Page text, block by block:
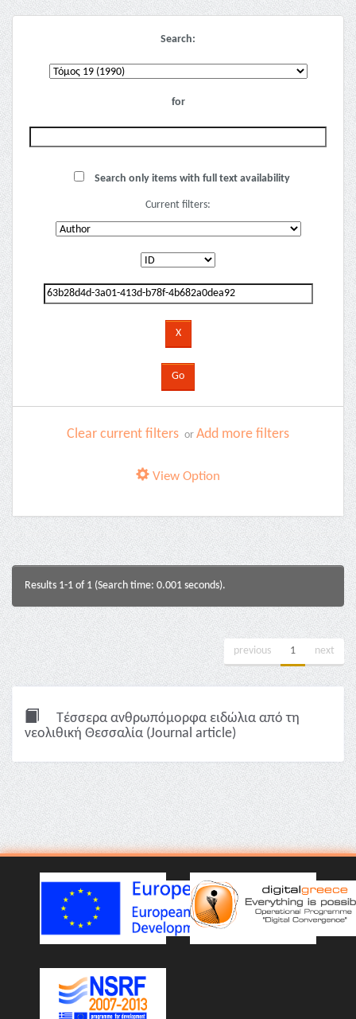
Search:
for
Search only items with full text availability
Current filters:
Clear current filters or Add more filters
View Option
Results 1-1 of 1 (Search time: 0.001 seconds).
previous 1 next
Τέσσερα ανθρωπόμορφα ειδώλια από τη
νεολιθική Θεσσαλία (Journal article)